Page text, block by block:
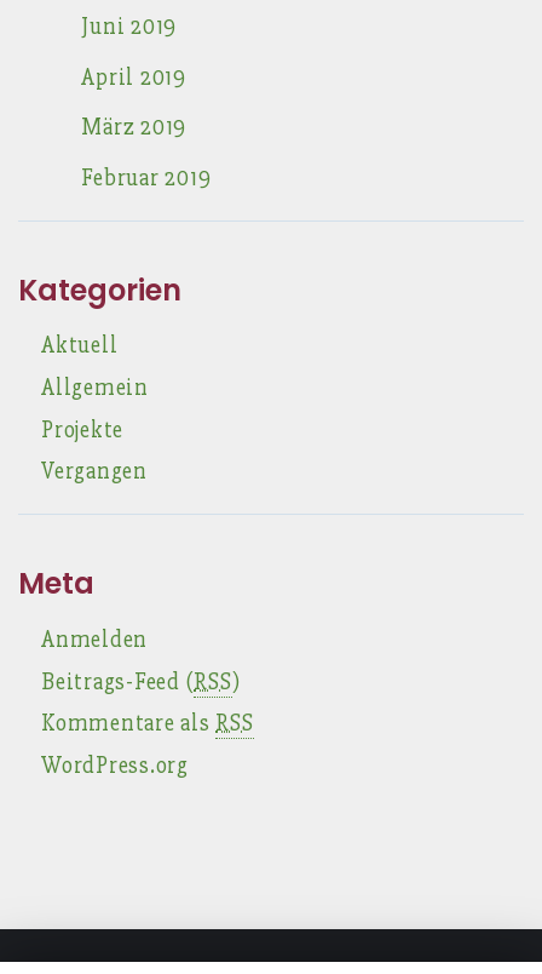
Juni 2019
April 2019
März 2019
Februar 2019
Kategorien
Aktuell
Allgemein
Projekte
Vergangen
Meta
Anmelden
Beitrags-Feed (RSS)
Kommentare alsRSS
WordPress.org